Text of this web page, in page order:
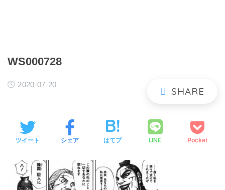
WS000728
2020-07-20
ツイート シェア はてブ LINE Pocket